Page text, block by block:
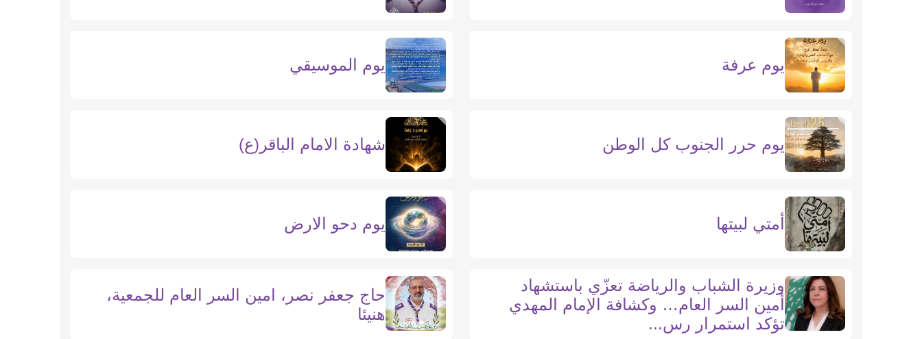
يوم عرفة يوم الموسيقي
يوم حرر الجنوب كل الوطن شهادة الامام الباقر(ع)
أمتي لبيتها يوم دحو الارض
وزيرة الشباب والرياضة تعزّي باستشهاد
أمين السر العام… وكشافة الإمام المهدي
تؤكد استمرار رس...
حاج جعفر نصر، امين السر العام للجمعية،
هنيئا